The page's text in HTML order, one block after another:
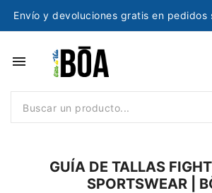
Envío y devoluciones gratis en pedidos
menu
GUÍA DE TALLAS
SPORTSWEAR |